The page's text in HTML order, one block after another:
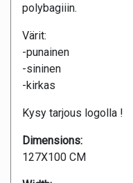
polybagiiin.
Värit:
-punainen
-sininen
-kirkas
Kysy tarjous logolla !
Dimensions:
127X100 CM